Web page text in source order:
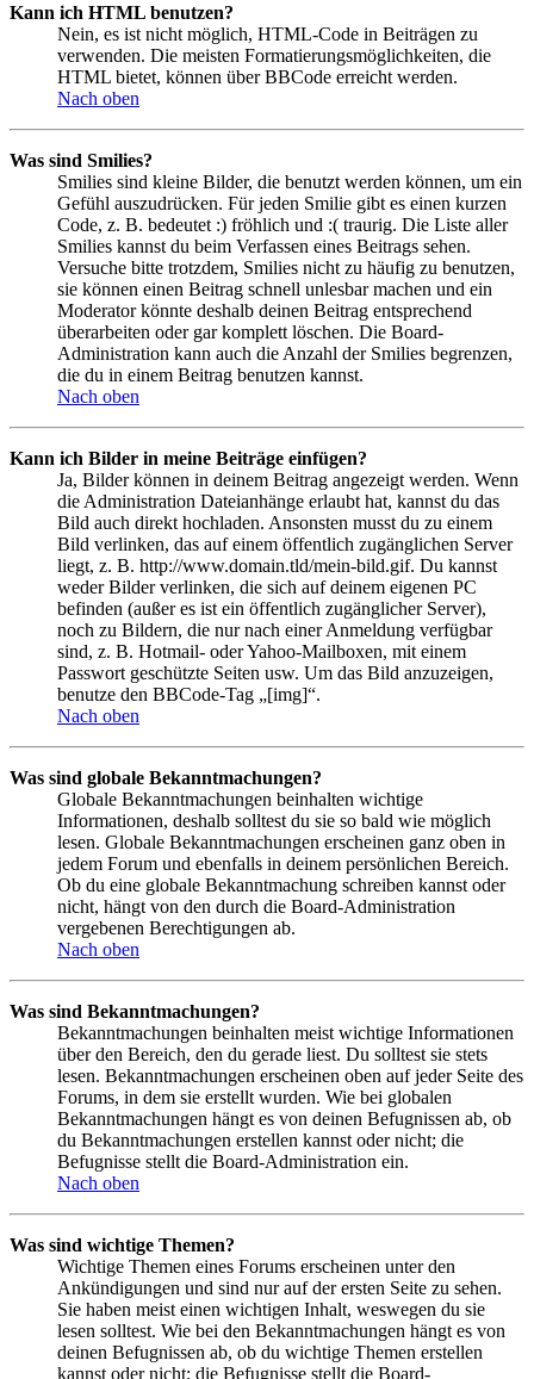
Kann ich HTML benutzen?
Nein, es ist nicht möglich, HTML-Code in Beiträgen zu
verwenden. Die meisten Formatierungsmöglichkeiten, die
HTML bietet, können über BBCode erreicht werden.
Nach oben
Was sind Smilies?
Smilies sind kleine Bilder, die benutzt werden können, um ein
Gefühl auszudrücken. Für jeden Smilie gibt es einen kurzen
Code, z. B. bedeutet :) fröhlich und :( traurig. Die Liste aller
Smilies kannst du beim Verfassen eines Beitrags sehen.
Versuche bitte trotzdem, Smilies nicht zu häufig zu benutzen,
sie können einen Beitrag schnell unlesbar machen und ein
Moderator könnte deshalb deinen Beitrag entsprechend
überarbeiten oder gar komplett löschen. Die Board-
Administration kann auch die Anzahl der Smilies begrenzen,
die du in einem Beitrag benutzen kannst.
Nach oben
Kann ich Bilder in meine Beiträge einfügen?
Ja, Bilder können in deinem Beitrag angezeigt werden. Wenn
die Administration Dateianhänge erlaubt hat, kannst du das
Bild auch direkt hochladen. Ansonsten musst du zu einem
Bild verlinken, das auf einem öffentlich zugänglichen Server
liegt, z. B. http://www.domain.tld/mein-bild.gif. Du kannst
weder Bilder verlinken, die sich auf deinem eigenen PC
befinden (außer es ist ein öffentlich zugänglicher Server),
noch zu Bildern, die nur nach einer Anmeldung verfügbar
sind, z. B. Hotmail- oder Yahoo-Mailboxen, mit einem
Passwort geschützte Seiten usw. Um das Bild anzuzeigen,
benutze den BBCode-Tag „[img]“.
Nach oben
Was sind globale Bekanntmachungen?
Globale Bekanntmachungen beinhalten wichtige
Informationen, deshalb solltest du sie so bald wie möglich
lesen. Globale Bekanntmachungen erscheinen ganz oben in
jedem Forum und ebenfalls in deinem persönlichen Bereich.
Ob du eine globale Bekanntmachung schreiben kannst oder
nicht, hängt von den durch die Board-Administration
vergebenen Berechtigungen ab.
Nach oben
Was sind Bekanntmachungen?
Bekanntmachungen beinhalten meist wichtige Informationen
über den Bereich, den du gerade liest. Du solltest sie stets
lesen. Bekanntmachungen erscheinen oben auf jeder Seite des
Forums, in dem sie erstellt wurden. Wie bei globalen
Bekanntmachungen hängt es von deinen Befugnissen ab, ob
du Bekanntmachungen erstellen kannst oder nicht; die
Befugnisse stellt die Board-Administration ein.
Nach oben
Was sind wichtige Themen?
Wichtige Themen eines Forums erscheinen unter den
Ankündigungen und sind nur auf der ersten Seite zu sehen.
Sie haben meist einen wichtigen Inhalt, weswegen du sie
lesen solltest. Wie bei den Bekanntmachungen hängt es von
deinen Befugnissen ab, ob du wichtige Themen erstellen
kannst oder nicht; die Befugnisse stellt die Board-